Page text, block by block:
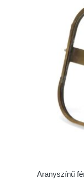
Aranyszínű